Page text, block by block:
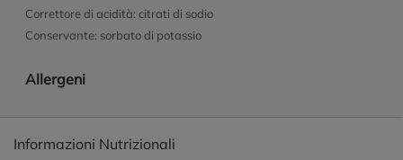
Correttore di acidità: citrati di sodio
Conservante: sorbato di potassio
Allergeni
Informazioni Nutrizionali